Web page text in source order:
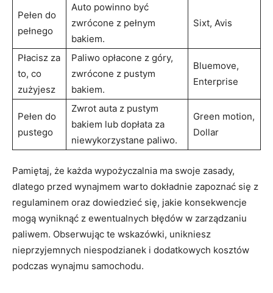
Pełen do
pełnego
Auto powinno być
⁢zwrócone z pełnym
bakiem.
Sixt, Avis
Płacisz za
to,‌ co
zużyjesz
Paliwo⁤ opłacone z⁣ góry,⁣
zwrócone‌ z pustym
bakiem.
Bluemove,
Enterprise
Pełen ‌do
pustego
Zwrot​ auta z pustym ​
bakiem lub dopłata za
niewykorzystane​ paliwo.
Green motion,
Dollar
Pamiętaj, że każda wypożyczalnia ma swoje ⁢zasady,
dlatego ⁢przed wynajmem warto dokładnie zapoznać się z
regulaminem oraz ‌dowiedzieć ⁤się, jakie konsekwencje
mogą ⁤wyniknąć z ewentualnych ‍błędów ‌w zarządzaniu ​
paliwem. Obserwując te wskazówki, unikniesz
nieprzyjemnych niespodzianek i dodatkowych kosztów‌
podczas wynajmu samochodu.